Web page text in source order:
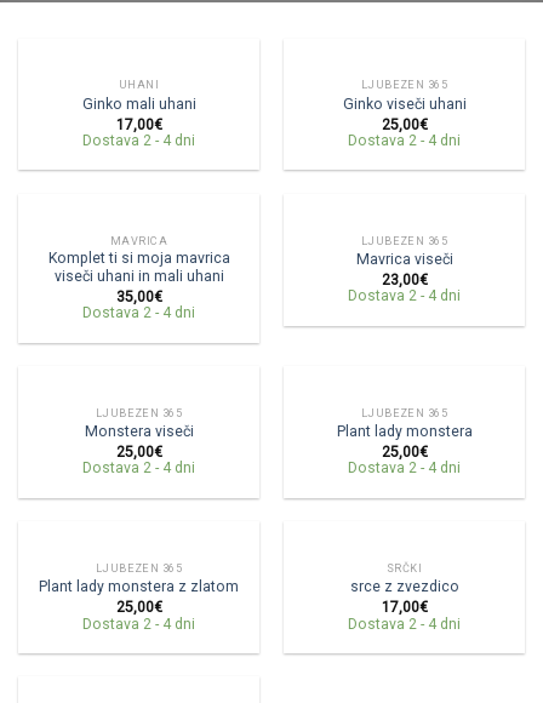
UHANI
Ginko mali uhani
17,00€
Dostava 2 - 4 dni
LJUBEZEN 365
Ginko viseči uhani
25,00€
Dostava 2 - 4 dni
MAVRICA
Komplet ti si moja mavrica
viseči uhani in mali uhani
35,00€
Dostava 2 - 4 dni
LJUBEZEN 365
Mavrica viseči
23,00€
Dostava 2 - 4 dni
LJUBEZEN 365
Monstera viseči
25,00€
Dostava 2 - 4 dni
LJUBEZEN 365
Plant lady monstera
25,00€
Dostava 2 - 4 dni
LJUBEZEN 365
Plant lady monstera z zlatom
25,00€
Dostava 2 - 4 dni
SRČKI
srce z zvezdico
17,00€
Dostava 2 - 4 dni